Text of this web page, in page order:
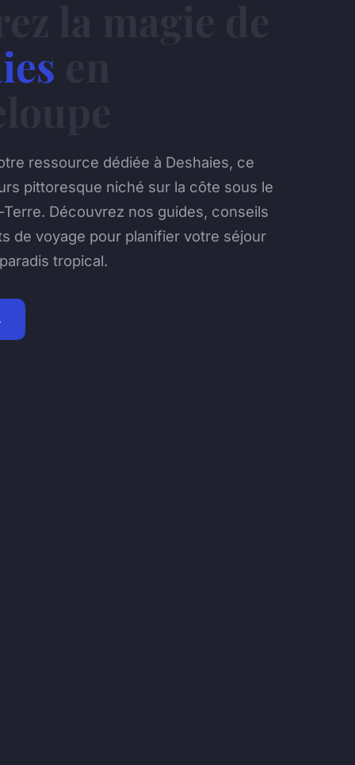
ressource dédiée à Deshaies, ce
pittoresque niché sur la côte sous le
Découvrez nos guides, conseils
de voyage pour planifier votre séjour
tropical.